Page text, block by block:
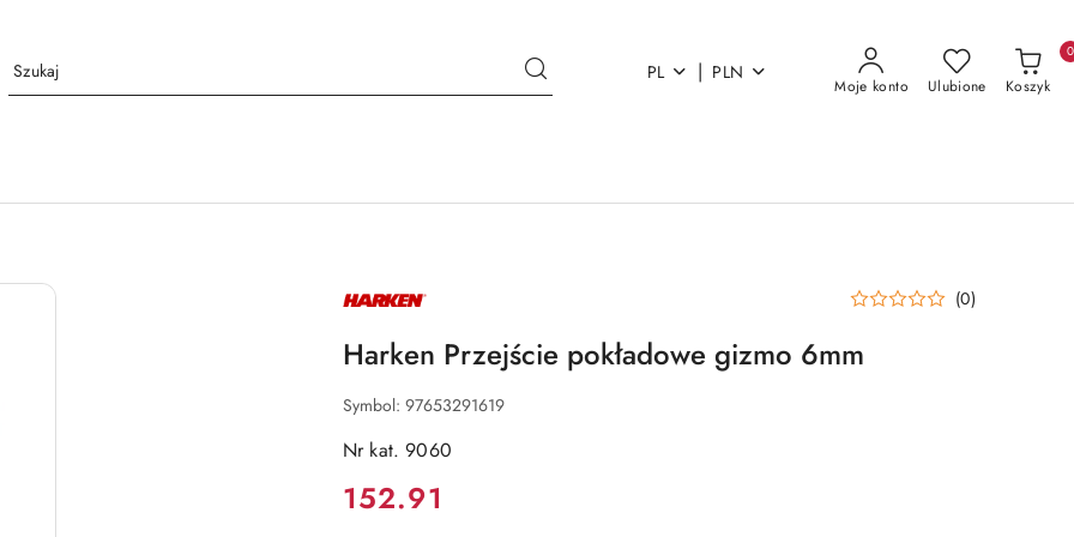
PL | PLN
Moje konto Ulubione Koszyk
0
NAZWA
PRODUCENTA: (0)
Harken Przejście pokładowe gizmo 6mm
Symbol: 97653291619
Nr kat. 9060
Cena:
152.91